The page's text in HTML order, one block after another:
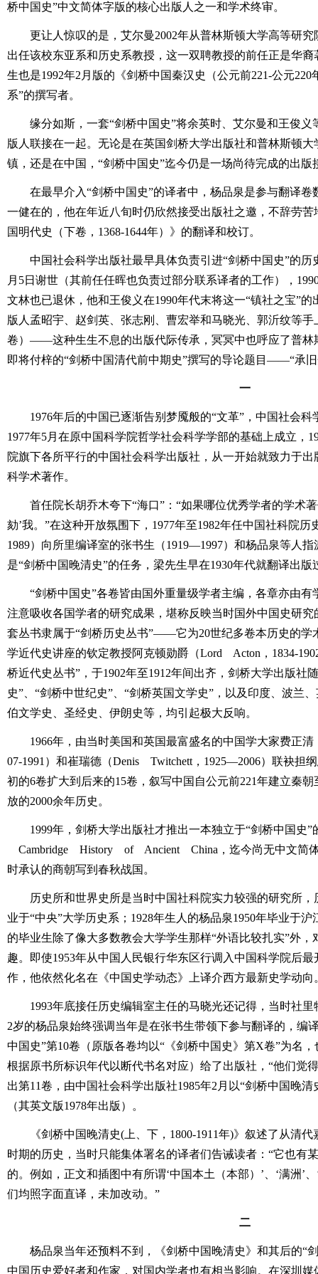
桥中国史”中文简体字版的核心出版人之一和学术终审。
更让人惊叹的是，艾尔曼2002年从普林斯顿大学高等研
出任该校东亚系和历史系教授，这一双聘教授的前任正是华
生也是1992年2月版的《剑桥中国秦汉史（公元前221-公元220
系”的撰写者。
缘分如斯，一套“剑桥中国史”将余英时、艾尔曼和王俊
版人联接在一起。无论是在英国剑桥大学出版社和普林斯顿
镇，还是在中国，“剑桥中国史”迄今仍是一场尚待完成的出版
在最早介入“剑桥中国史”的译者中，杨品泉是参与翻译
一健在的，他在年近八旬时仍欣然接受出版社之邀，不辞劳苦
国明代史（下卷，1368-1644年）》的翻译和校订。
中国社会科学出版社最早具体负责引进“剑桥中国史”的历
月5日谢世（其前任任晖也负责过部分联系译者的工作），
文林也已退休，他和王俊义在1990年代末将这一“镇社之宝”
版人孟昭宇、赵剑英、张志刚、曹宏举和马晓光、郭沂纹等
卷）――这种生生不息的出版代际传承，冥冥中也呼应了普林
即将付梓的“剑桥中国清代前中期史”撰写的导论题目――“承
一
1976年后的中国已逐渐告别梦魇般的“文革”，中国社会科
1977年5月在原中国科学院哲学社会科学学部的基础上成立，
院旗下各所平行的中国社会科学出版社，从一开始就致力于
科学术著作。
首任院长胡乔木夸下“海口”：“如果哪位优秀学者的学术
劾’我。”在这种开放氛围下，1977年至1982年任中国社科院
1989）向所里编译室的张书生（1919―1997）和杨品泉等人指
是“剑桥中国晚清史”的任务，梁先生早在1930年代就翻译出
“剑桥中国史”各卷皆由国外重量级学者主编，各章亦由
注意吸收各国学者的研究成果，堪称反映当时国外中国史研
套丛书隶属于“剑桥历史丛书”――它为20世纪多卷本历史的学
学近代史讲座的钦定教授阿克顿勋爵（Lord Acton，1834-
桥近代史丛书”，于1902年至1912年间出齐，剑桥大学出版社
史”、“剑桥中世纪史”、“剑桥英国文学史”，以及印度、波兰
伯文学史、圣经史、伊朗史等，均引起极大反响。
1966年，由当时美国和英国最富盛名的中国学大家费正
07-1991）和崔瑞德（Denis Twitchett，1925―2006）联袂担
初的6卷扩大到后来的15卷，叙写中国自公元前221年建立秦
放的2000余年历史。
1999年，剑桥大学出版社才推出一本独立于“剑桥中国史
Cambridge History of Ancient China，迄今尚无中文简体
时承认的商朝写到春秋战国。
历史所和世界史所是当时中国社科院实力较强的研究所
业于“中央”大学历史系；1928年生人的杨品泉1950年毕业于
的毕业生除了像大多数教会大学学生那样“外语比较扎实”外
趣。即使1953年从中国人民银行华东区行调入中国科学院后
作，他依然化名在《中国史学动态》上译介西方最新史学动向
1993年底接任历史编辑室主任的马晓光还记得，当时社
2岁的杨品泉始终强调当年是在张书生带领下参与翻译的，编
中国史”第10卷（原版各卷均以“《剑桥中国史》第X卷”为名
根据原书所标识年代以断代书名对应）给了出版社，“他们觉
出第11卷，由中国社会科学出版社1985年2月以“剑桥中国晚
（其英文版1978年出版）。
《剑桥中国晚清史(上、下，1800-1911年)》叙述了从清
时期的历史，当时只能集体署名的译者们告诫读者：“它也有
的。例如，正文和插图中有所谓‘中国本土（本部）’、‘满洲’
们均照字面直译，未加改动。”
二
杨品泉当年还预料不到，《剑桥中国晚清史》和其后的“
中国历史爱好者和作家，对国内学者也有相当影响。在深圳媒